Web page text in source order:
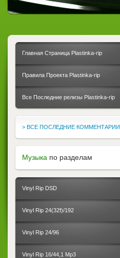
Главная Страница Plastinka-rip
Правила Проекта Plastinka-rip
Все Последние релизы Plastinka-rip
> ВСЕ ПОСЛЕДНИЕ КОММЕНТАРИИ
Музыка по разделам
Vinyl Rip DSD
Vinyl Rip 24(32f)/192
Vinyl Rip 24/96
Vinyl Rip 16/44,1 Mp3